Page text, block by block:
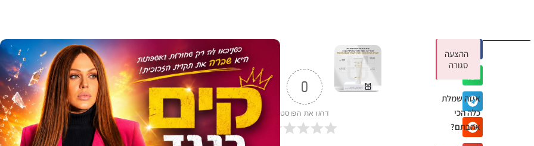
ההצעה
סגורה
איזה שמלת
כלה הכי
אהבתם?
0
דרגו את הפוסט